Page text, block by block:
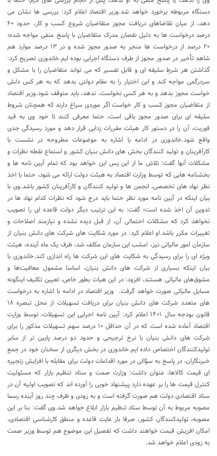
دستگاه مربوطه برخورد خواهد شد.وزیر اقتصاد اعلام کرد: بررسی ها نشان می
دهد، از میان تقاضاهای دریافت مجوز متقاضیان شروع کسب و کار، حدود ۶۰
درصد درخواست ها به دلیل نقصان مدرک متقاضیان با پاسخ منفی مواجه شده؛
۲۰ درصد از درخواست ها منجر به صدور مجوز شده و در ۱۳ درصد موارد هم
شاهد تأخیر در صدور مجوز از طرف دستگاه اجرایی بوده ایم.خاندوزی تصریح کرد:
گذاشتن هر شرطِ سلیقه ای و قابل تفسیر که می تواند متقاضیان را با مشکل و
سردرگمی مواجه کند و این اختیار را به مقام دولتی بدهد که به هر کس دلش
خواست مجوز بدهد و به هر کسی نخواست، ندهد، باید متوقف شود.وزیر اقتصاد
از متقاضیان مجوز کسب و کار خواست اگر موردی سراغ دارند که همچنان شروط
سلیقه ای برای صدور مجوز باقی است، حتما معرفی کنند تا خود وی به قید
فوریت، آن را در دستور کار هیئت مقررات زدایی قرار دهد و مورد رسیدگی جدی
واقع شود.خاندوزی در ادامه با اشاره به موضوعات مطروحه در نشست با
کارآفرینان و تولید کنندگان بخش های دانش بنیان کشور و استماع نقطه نظرات و
مشکلات آنها گفت: تلاش ما از این پس این خواهد بود که تمام آیین نامه ها و
بخشنامه هایی که توسط وزارت اقتصاد به هیئت دولت ارائه می شود، حتما با اخذ
نظر نهاد های تخصصی، انجمن ها و تولید کنندگان و کارآفرینان کشور باشد.وی با
بیان اینکه در آیین نامه مورد نظر حتما باید درج شود که نظرات کدام نهاد ها در
تدوین آن اخذ شده است؛ گفت: به این ترتیب دیگر دولت قاعده ای را تصویب
نخواهد کرد که مشکلات احتمالی آن، از قبل دیده نشده و نیازمند اصلاحات و
تغییرات مکرر باشد.او اعلام کرد: در مورد شکایت های شرکت های دانش بنیان از
سازمان امور مالیاتی نیز، امشب این سازمان مکلف شد، ظرف یک ماه آینده، هیئت
ویژه ای را برای رسیدگی به شکایت های این شرکت ها راه اندازی کند.خاندوزی با
بیان اینکه بسیاری از شرکت های دانش بنیان، اساسا مشمول معافیت‌ها و
مشوق‌های مالیاتی هستند، افزود: در این هیات بطور خاص، تعیین تکلیف اینگونه
مسایل مالیاتی صورت خواهد گرفت. وزیر اقتصاد در ادامه با اشاره به درخواست
های متعدد شرکت های دانش بنیان برای دریافت تسهیلات از محل تبصره ۱۸
قانون بودجه سال ۱۴۰۱ اعلام کرد: آیین نامه اجرایی این تسهیلات، توسط وزارت
اقتصاد آماده شده است که در آن حداقل ۱۰ درصد سهم تسهیلات مذکور را برای
شرکت های دانش بنیان با نرخ ترجیحی و حدود دو درصد پایین تر از سایر
تولیدکنندگان اختصاص داده ایم.خاندوزی در بخش دیگری از سخنان خود در جمع
خبرنگاران، در پاسخ به سؤالی در مورد اقدامات دولت برای مقابله با افزایش زنجیره
ای قیمت کالاها، عنوان داشت: وزارت صمت و ستاد تنظیم بازار که مسئولیت
کنترل قیمت ها را بر عهده دارد پیشنهاد خوبی را آورده اند که تصویب اولیه آن در
ستاد اقتصادی دولت هم صورت گرفته است و به زودی و ظرف چند روز آینده رسما
مصوبه مربوط به آن توسط ستاد تنظیم بازار ابلاغ خواهد شد.وی گفت: بنا بر این
مصوبه، تولیدکنندگان کشور، صرفا بار عایت قاعده و منطق کارشناسی اقتصادی،
امکان افزیش قیمت خواهند داشت که تفصیل این موضوع هم توسط وزیر صمت
به زودی اعلام خواهد شد.